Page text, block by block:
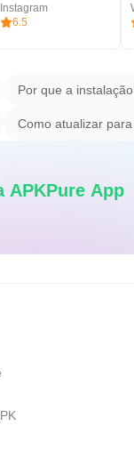
Instagram
6.5
Por que a
Como atualizar
APKPure App